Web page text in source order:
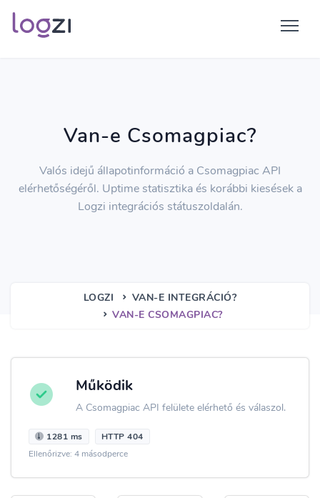
Van-e Csomagpiac?
Valós idejű állapotinformáció a Csomagpiac API
elérhetőségéről. Uptime statisztika és korábbi kiesések a
Logzi integrációs státuszoldalán.
LOGZI
VAN-E INTEGRÁCIÓ?
VAN-E CSOMAGPIAC?
Működik
A Csomagpiac API felülete elérhető és válaszol.
1281 ms HTTP 404
Ellenőrizve: 4 másodperce